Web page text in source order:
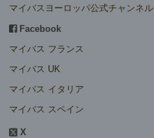
マイバスヨーロッパ公式チャンネル
Facebook
マイバス フランス
マイバス UK
マイバス イタリア
マイバス スペイン
X